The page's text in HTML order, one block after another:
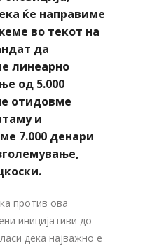
ќе направиме
во текот на
да
линеарно
од 5.000
отидовме
и
7.000 денари
против ова
иницијативи до
дека најважно е